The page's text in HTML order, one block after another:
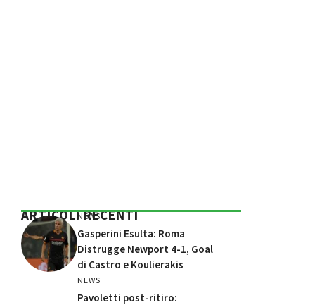
ARTICOLI RECENTI
NEWS
Gasperini Esulta: Roma
Distrugge Newport 4-1, Goal
di Castro e Koulierakis
NEWS
Pavoletti post-ritiro: